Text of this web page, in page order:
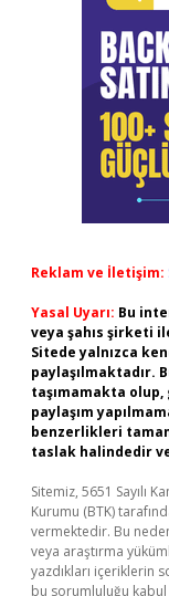
Reklam ve İletişim:
Yasal Uyarı: Bu
veya şahıs şirketi
Sitede yalnızca
paylaşılmaktadır.
taşımamakta
paylaşım
benzerlikleri
taslak halindedir
Sitemiz, 5651 Sayılı
Kurumu (BTK)
vermektedir. Bu
veya araştırma
yazdıkları içeriklerin
bu sorumluluğu kabul